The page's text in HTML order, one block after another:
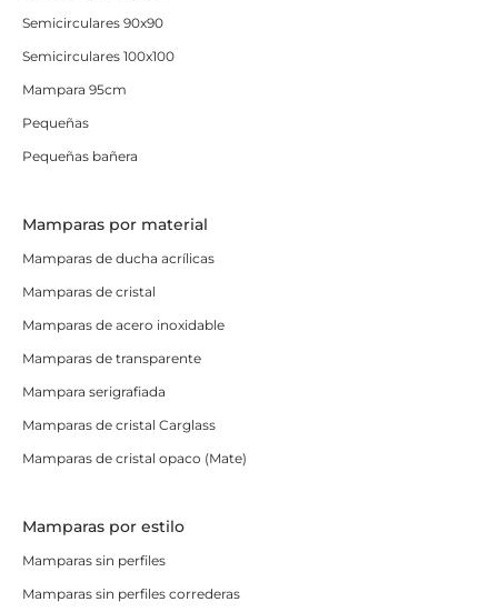
Semicirculares 90x90
Semicirculares 100x100
Mampara 95cm
Pequeñas
Pequeñas bañera
Mamparas por material
Mamparas de ducha acrílicas
Mamparas de cristal
Mamparas de acero inoxidable
Mamparas de transparente
Mampara serigrafiada
Mamparas de cristal Carglass
Mamparas de cristal opaco (Mate)
Mamparas por estilo
Mamparas sin perfiles
Mamparas sin perfiles correderas